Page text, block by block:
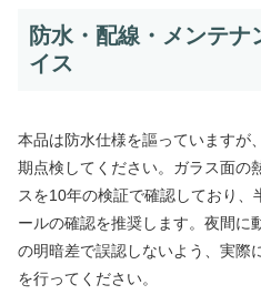
防水・配線・メンテ
イス
本品は防水仕様を謳っていますが
期点検してください。ガラス面の
スを10年の検証で確認しており、
ールの確認を推奨します。夜間に
の明暗差で誤認しないよう、実際
を行ってください。